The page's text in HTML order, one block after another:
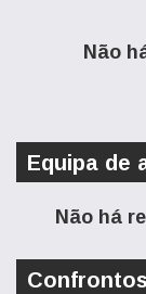
Não
Equipa de
Não há